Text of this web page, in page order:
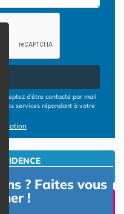
d’être contacté par mail
services répondant à votre
? Faites vous
!